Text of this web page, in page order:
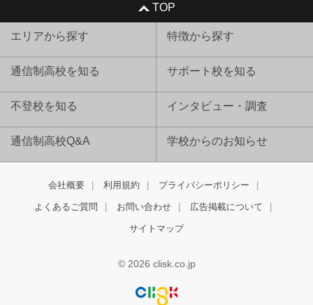
TOP
エリアから探す 特徴から探す
通信制高校を知る サポート校を知る
不登校を知る インタビュー・調査
通信制高校Q&A 学校からのお知らせ
会社概要 利用規約 プライバシーポリシー
よくあるご質問 お問い合わせ 広告掲載について
サイトマップ
© 2026 clisk.co.jp